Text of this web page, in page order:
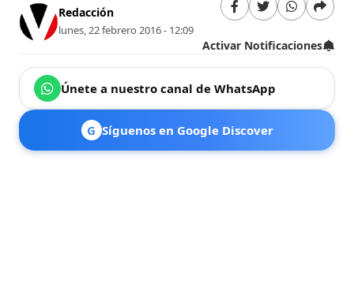
Redacción
lunes, 22 febrero 2016 - 12:09
Activar Notificaciones
Únete a nuestro canal de WhatsApp
G Síguenos en Google Discover